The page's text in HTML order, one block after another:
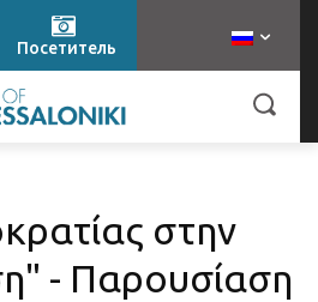
Посетитель
στην
- Παρουσίαση